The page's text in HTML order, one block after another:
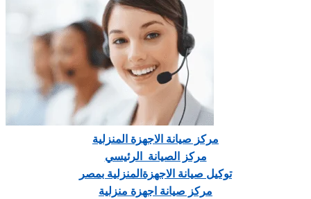
مركز صيانة الاجهزة المنزلية
مركز الصيانة الرئيسي
توكيل صيانة الاجهزةالمنزلية بمصر
مركز صيانة اجهزة منزلية